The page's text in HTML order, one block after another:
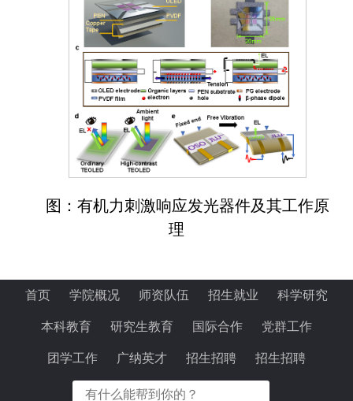
图：有机力刺激响应发光器件及其工作原
理
首页 学院概况 师资队伍 招生就业 科学研究
本科教育 研究生教育 国际合作 党群工作
团学工作 广纳英才 招生招聘 招生招聘